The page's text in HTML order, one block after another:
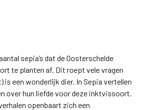
sepia’s dat de Oosterschelde
te planten af. Dit roept vele vragen
is een wonderlijk dier. In Sepia vertellen
over hun liefde voor deze inktvissoort.
openbaart zich een